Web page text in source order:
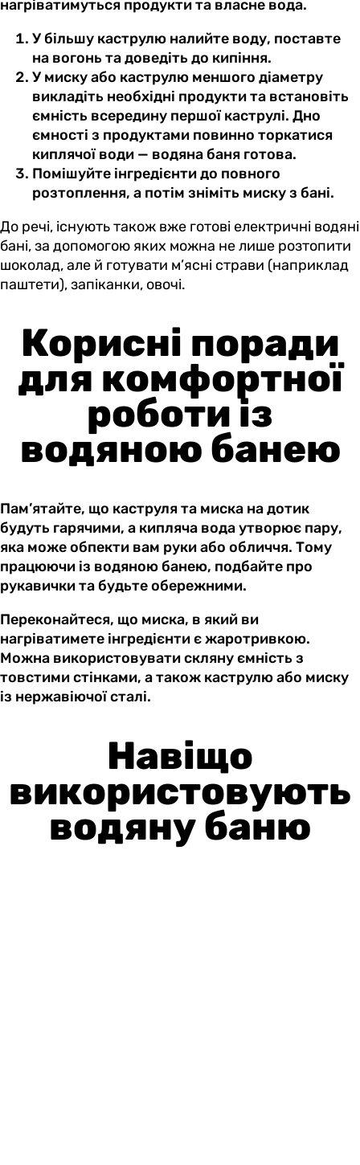
нагріватимуться продукти та власне вода.
У більшу каструлю налийте воду, поставте
на вогонь та доведіть до кипіння.
У миску або каструлю меншого діаметру
викладіть необхідні продукти та встановіть
ємність всередину першої каструлі. Дно
ємності з продуктами повинно торкатися
киплячої води — водяна баня готова.
Помішуйте інгредієнти до повного
розтоплення, а потім зніміть миску з бані.
До речі, існують також вже готові електричні водяні
бані, за допомогою яких можна не лише розтопити
шоколад, але й готувати м’ясні страви (наприклад
паштети), запіканки, овочі.
Корисні поради
для комфортної
роботи із
водяною банею
Пам’ятайте, що каструля та миска на дотик
будуть гарячими, а кипляча вода утворює пару,
яка може обпекти вам руки або обличчя. Тому
працюючи із водяною банею, подбайте про
рукавички та будьте обережними.
Переконайтеся, що миска, в який ви
нагріватимете інгредієнти є жаротривкою.
Можна використовувати скляну ємність з
товстими стінками, а також каструлю або миску
із нержавіючої сталі.
Навіщо
використовують
водяну баню